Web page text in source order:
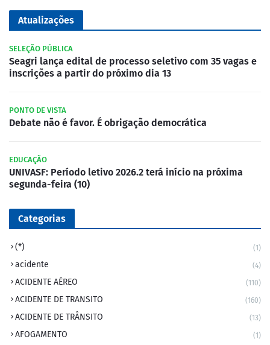
Atualizações
SELEÇÃO PÚBLICA
Seagri lança edital de processo seletivo com 35 vagas e
inscrições a partir do próximo dia 13
PONTO DE VISTA
Debate não é favor. É obrigação democrática
EDUCAÇÃO
UNIVASF: Período letivo 2026.2 terá início na próxima
segunda-feira (10)
Categorias
(*) (1)
acidente (4)
ACIDENTE AÉREO (110)
ACIDENTE DE TRANSITO (160)
ACIDENTE DE TRÂNSITO (13)
AFOGAMENTO (1)